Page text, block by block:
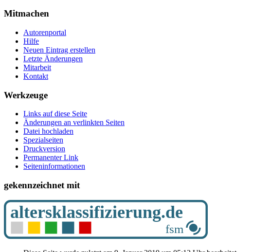
Mitmachen
Autorenportal
Hilfe
Neuen Eintrag erstellen
Letzte Änderungen
Mitarbeit
Kontakt
Werkzeuge
Links auf diese Seite
Änderungen an verlinkten Seiten
Datei hochladen
Spezialseiten
Druckversion
Permanenter Link
Seiten­­informationen
gekennzeichnet mit